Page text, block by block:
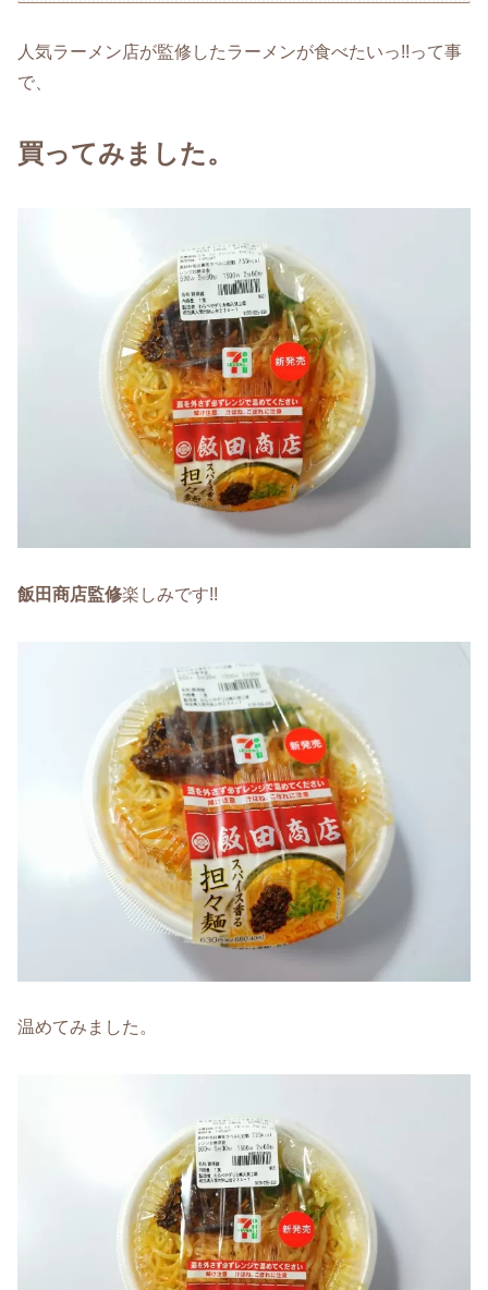
人気ラーメン店が監修したラーメンが食べたいっ!!って事
で、
買ってみました。
飯田商店監修楽しみです!!
温めてみました。